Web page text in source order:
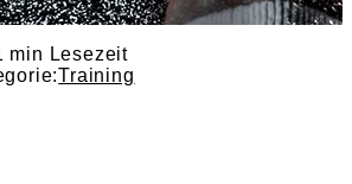
min Lesezeit
Training